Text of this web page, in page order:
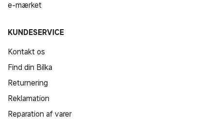
e-mærket
KUNDESERVICE
Kontakt os
Find din Bilka
Returnering
Reklamation
Reparation af varer